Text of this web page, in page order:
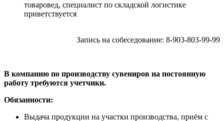
товаровед, специалист по складской логистике
приветствуется
Запись на собеседование: 8-903-803-99-99
В компанию по производству сувениров на постоянную
работу требуются учетчики.
Обязанности:
Выдача продукции на участки производства, приём с